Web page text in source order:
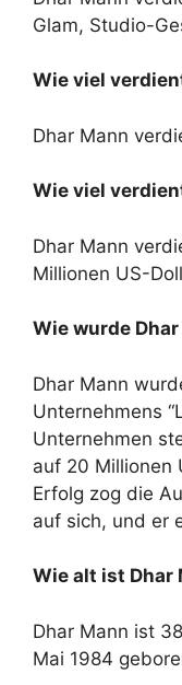
Glam, Studio-
Wie viel
Dhar Mann
Wie viel
Dhar Mann
Millionen US-
Wie wurde
Dhar Mann
Unternehmens
Unternehmen
auf 20 Millionen
Erfolg zog die
auf sich, und er
Wie alt ist Dhar
Dhar Mann ist
Mai 1984